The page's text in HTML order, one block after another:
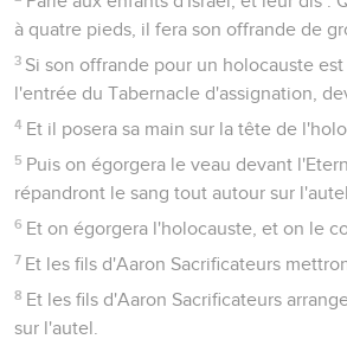
à quatre pieds, il fera son offrande de
3 Si son offrande pour un holocauste
l'entrée du Tabernacle d'assignation,
4 Et il posera sa main sur la tête de
5 Puis on égorgera le veau devant
répandront le sang tout autour sur
6 Et on égorgera l'holocauste, et on le
7 Et les fils d'Aaron Sacrificateurs
8 Et les fils d'Aaron Sacrificateurs
sur l'autel.